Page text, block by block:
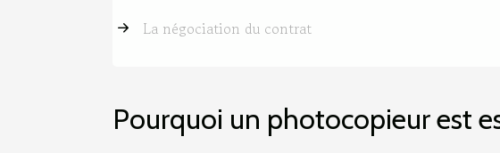
La négociation du contrat
Pourquoi un photocopieur est